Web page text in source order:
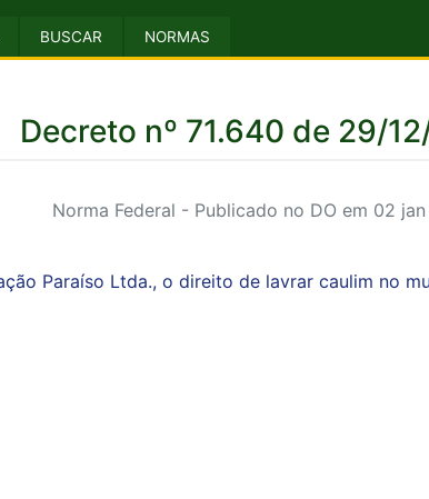
BUSCAR NORMAS
Decreto nº 71.640 de 29/
Norma Federal - Publicado no DO em 02 jan
Paraíso Ltda., o direito de lavrar caulim no